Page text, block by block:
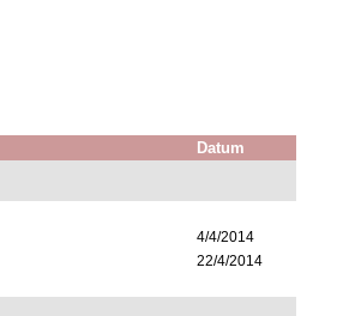
Datum
4/4/2014
22/4/2014